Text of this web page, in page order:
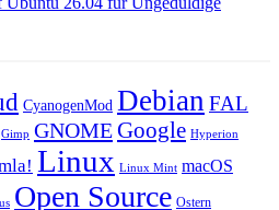
CyanogenMod Debian FAL
Gimp GNOMEGoogle Hyperion
Linux Linux Mint macOS
Open Source Ostern